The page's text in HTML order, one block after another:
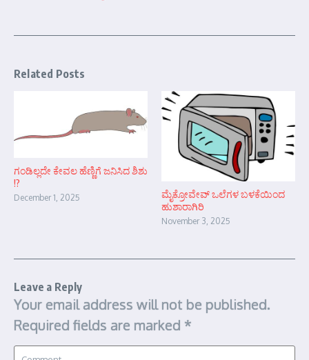
Related Posts
ಗಂಡಿಲ್ಲದೇ ಕೇವಲ ಹೆಣ್ಣಿಗೆ ಜನಿಸಿದ ಶಿಶು
!?
December 1, 2025
ಮೈಕ್ರೋವೇವ್ ಒಲೆಗಳ ಬಳಕೆಯಿಂದ
ಹುಶಾರಾಗಿರಿ
November 3, 2025
Leave a Reply
Your email address will not be published.
Required fields are marked *